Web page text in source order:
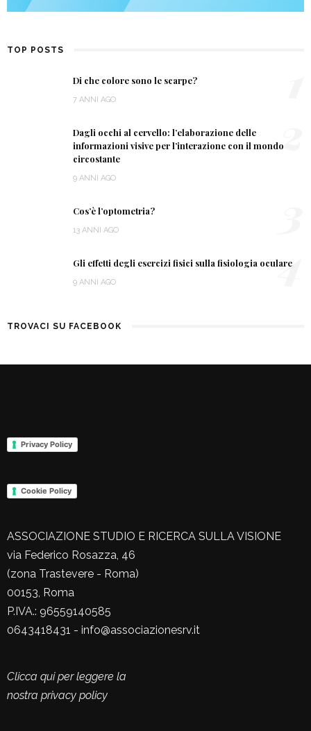
TOP POSTS
Di che colore sono le scarpe?
7 ANNI AGO
Dagli occhi al cervello: l’elaborazione delle
informazioni visive per l’interazione con il mondo
circostante
9 ANNI AGO
2
Cos’è l’optometria?
13 ANNI AGO
Gli effetti degli esercizi fisici sulla fisiologia oculare
9 ANNI AGO 4
TROVACI SU FACEBOOK
Privacy Policy
Cookie Policy
ASSOCIAZIONE STUDIO E RICERCA SULLA VISIONE
via Federico Rosazza, 46
(zona Trastevere - Roma)
00153, Roma
P.IVA.: 96559140585
0643418431 - info@associazionesrv.it
Clicca qui per leggere la
nostra privacy policy